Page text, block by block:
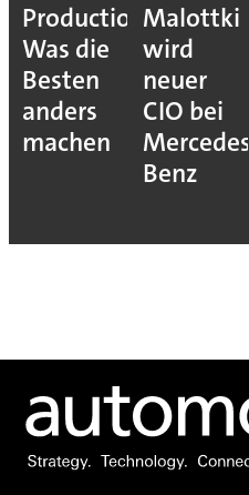
Production:
Was die
Besten
anders
machen
Malottki
wird
neuer
CIO bei
Mercedes-
Benz